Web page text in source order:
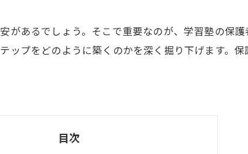
があるでしょう。そこで重要なのが、学習塾の保
ップをどのように築くのかを深く掘り下げます。
目次